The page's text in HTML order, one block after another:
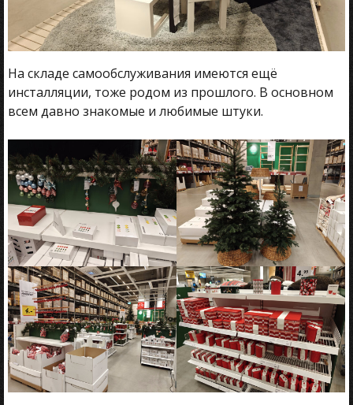
На складе самообслуживания имеются ещё
инсталляции, тоже родом из прошлого. В основном
всем давно знакомые и любимые штуки.